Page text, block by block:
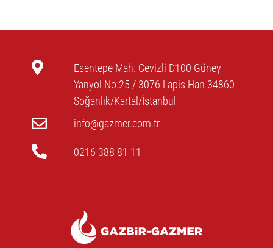
Esentepe Mah. Cevizli D100 Güney
Yanyol No:25 / 3076 Lapis Han 34860
Soğanlık/Kartal/İstanbul
info@gazmer.com.tr
0216 388 81 11